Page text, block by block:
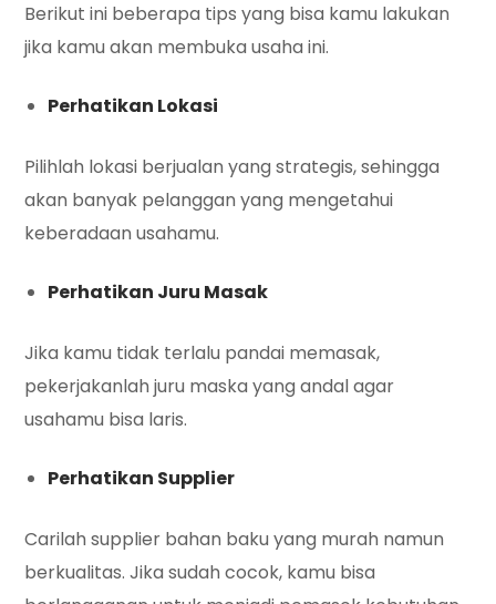
Berikut ini beberapa tips yang bisa kamu lakukan
jika kamu akan membuka usaha ini.
Perhatikan Lokasi
Pilihlah lokasi berjualan yang strategis, sehingga
akan banyak pelanggan yang mengetahui
keberadaan usahamu.
Perhatikan Juru Masak
Jika kamu tidak terlalu pandai memasak,
pekerjakanlah juru maska yang andal agar
usahamu bisa laris.
Perhatikan Supplier
Carilah supplier bahan baku yang murah namun
berkualitas. Jika sudah cocok, kamu bisa